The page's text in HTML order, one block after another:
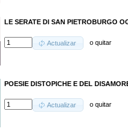
LE SERATE DI SAN PIETROBURGO
Actualizar oquitar
POESIE DISTOPICHE E DEL
Actualizar oquitar